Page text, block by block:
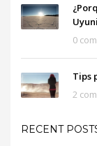
0
Tips
2
RECENT